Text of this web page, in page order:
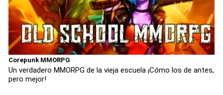
Corepunk MMORPG
Un verdadero MMORPG de la vieja escuela ¡Cómo los de antes,
pero mejor!